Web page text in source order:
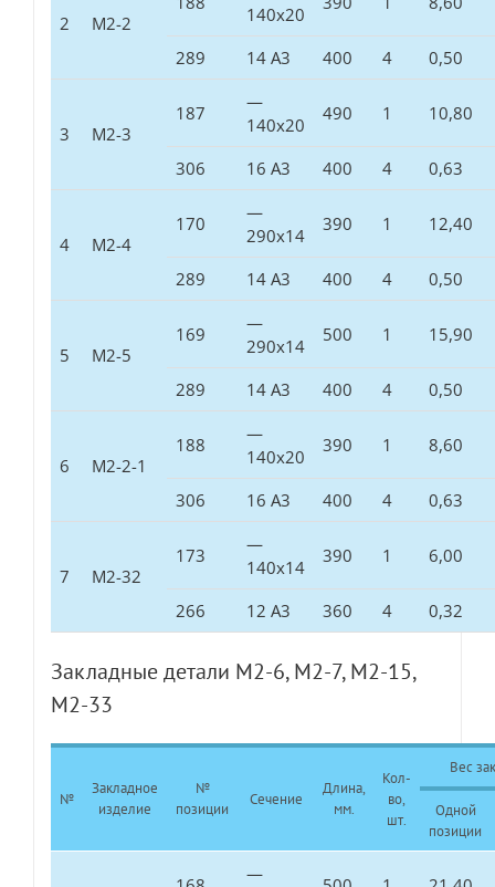
2 М2-2
140х20
289 14 А3 400 4 0,50
3 М2-3
187
—
140х20
490 1 10,80
306 16 А3 400 4 0,63
4 М2-4
170
—
290х14
390 1 12,40
289 14 А3 400 4 0,50
5 М2-5
169
—
290х14
500 1 15,90
289 14 А3 400 4 0,50
6 М2-2-1
188
—
140х20
390 1 8,60
306 16 А3 400 4 0,63
7 М2-32
173
—
140х14
390 1 6,00
266 12 А3 360 4 0,32
Закладные детали М2-6, М2-7, М2-15,
М2-33
№
Закладное
изделие
№
позиции
Сечение
Длина,
мм.
Кол-
во,
шт.
Вес
Одной
позиции
—